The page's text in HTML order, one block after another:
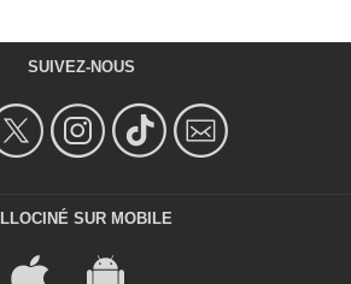
SUIVEZ-NOUS
SUR MOBILE